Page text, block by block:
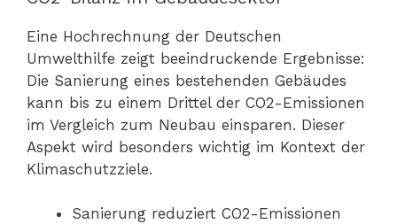
Eine Hochrechnung der Deutschen
Umwelthilfe zeigt beeindruckende Ergebnisse:
Die Sanierung eines bestehenden Gebäudes
kann bis zu einem Drittel der CO2-Emissionen
im Vergleich zum Neubau einsparen. Dieser
Aspekt wird besonders wichtig im Kontext der
Klimaschutzziele.
Sanierung reduziert CO2-Emissionen